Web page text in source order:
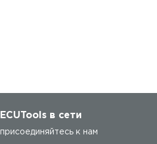
ECUTools в сети
присоединяйтесь к нам